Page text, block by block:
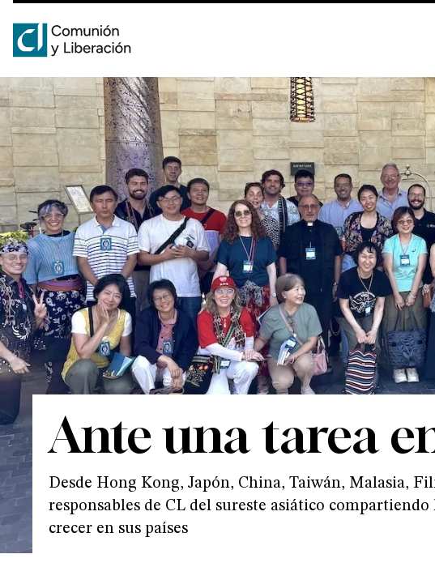
Ante una tarea
Desde Hong Kong, Japón, China, Taiwán, Malasia,
responsables de CL del sureste asiático
crecer en sus países